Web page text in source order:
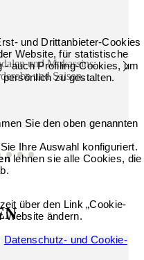
und Mokassins:
und Saison.
und Drittanbieter-Cookies
Website, für statistische
auch Profiling-Cookies, um
zu gestalten.
Sie den oben genannten
Ihre Auswahl konfiguriert.
lehnen sie alle Cookies, die
über den Link „Cookie-
Website ändern.
Datenschutz- und Cookie-